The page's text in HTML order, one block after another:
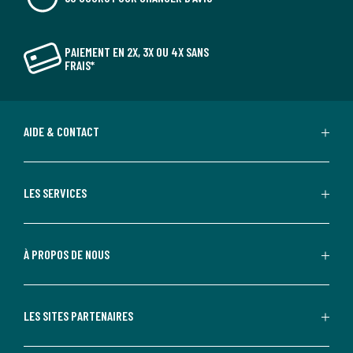
PAIEMENT EN 2X, 3X OU 4X SANS
FRAIS*
AIDE & CONTACT
LES SERVICES
À PROPOS DE NOUS
LES SITES PARTENAIRES